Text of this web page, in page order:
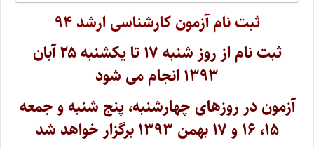
ثبت نام آزمون کارشناسی ارشد ۹۴
ثبت نام از روز شنبه ۱۷ تا یکشنبه ۲۵ آبان
۱۳۹۳ انجام می شود
آزمون در روزهای چهارشنبه، پنج شنبه و جمعه
۱۵، ۱۶ و ۱۷ بهمن ۱۳۹۳ برگزار خواهد شد